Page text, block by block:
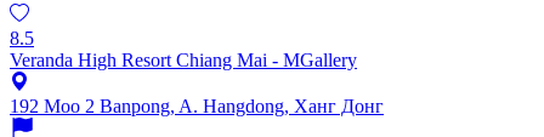
8.5
Veranda High Resort Chiang Mai - MGallery
192 Moo 2 Banpong, A. Hangdong, Ханг Донг